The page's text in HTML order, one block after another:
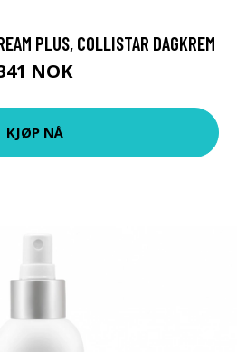
PLUS, COLLISTAR DAGKREM
NOK
KJØP NÅ